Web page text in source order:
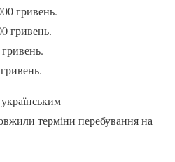
гривень.
гривень.
терміни перебування на